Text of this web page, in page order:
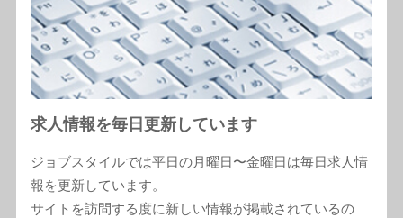
求人情報を毎日更新しています
ジョブスタイルでは平日の月曜日〜金曜日は毎日求人情
報を更新しています。
サイトを訪問する度に新しい情報が掲載されているの